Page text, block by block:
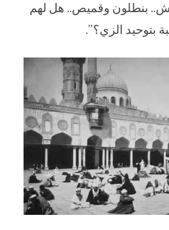
بنطلون وقميص.. هل لهم
بتوحيد الزي؟”.